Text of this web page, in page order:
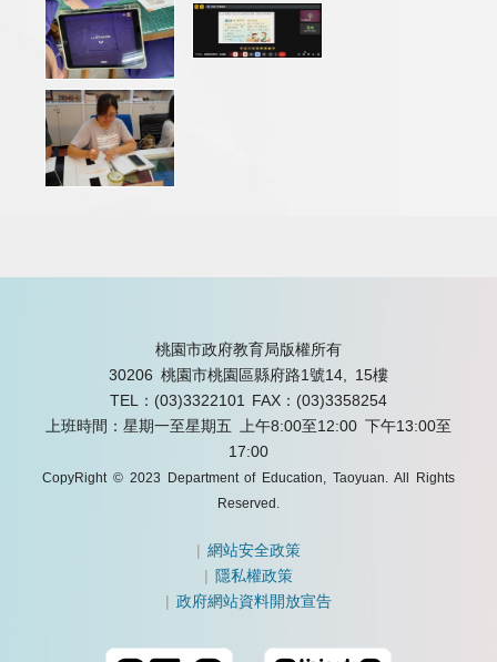
桃園市政府教育局版權所有
30206 桃園市桃園區縣府路1號14, 15樓
TEL：(03)3322101
FAX：(03)3358254
上班時間：星期一至星期五 上午8:00至12:00 下午13:00至
17:00
CopyRight © 2023 Department of Education, Taoyuan. All Rights
Reserved.
|網站安全政策
|隱私權政策
|政府網站資料開放宣告